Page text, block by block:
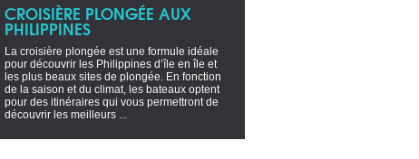
CROISIÈRE PLONGÉE AUX
PHILIPPINES
La croisière plongée est une formule idéale
pour découvrir les Philippines d’île en île et
les plus beaux sites de plongée. En fonction
de la saison et du climat, les bateaux optent
pour des itinéraires qui vous permettront de
découvrir les meilleurs ...